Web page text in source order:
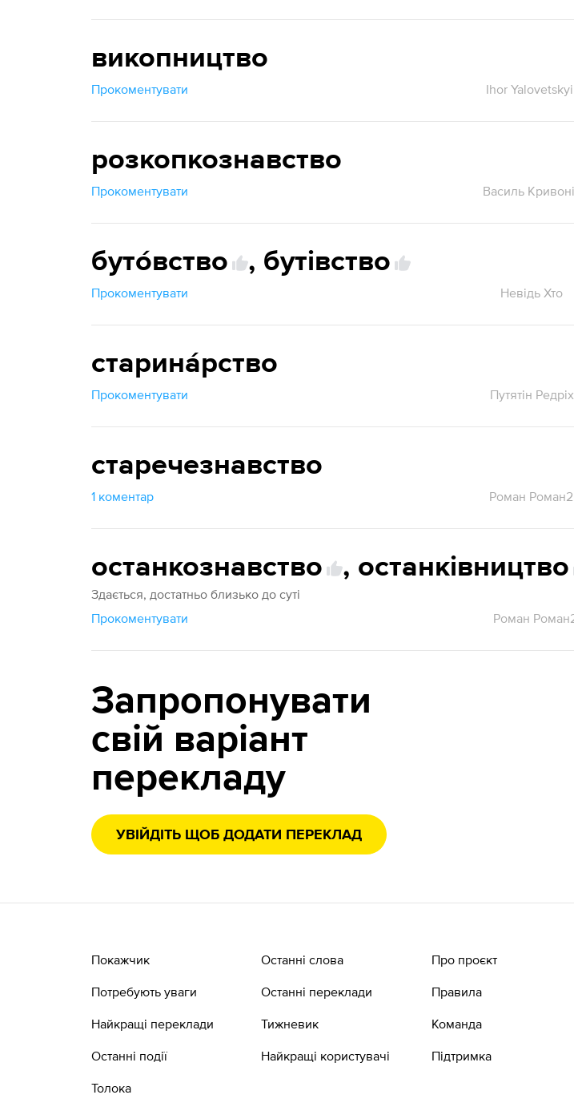
викопництво
Прокоментувати Ihor Yalovetskyi
розкопкознавство
Прокоментувати Василь
буто́вство , бутівство
Прокоментувати Невідь Хто
старина́рство
Прокоментувати Путятін Редріх
старечезнавство
1 коментар Роман Роман2
останкознавство , останківництво
Здається, достатньо близько до суті
Прокоментувати
Роман
Запропонувати
свій варіант
перекладу
УВІЙДІТЬ ЩОБ ДОДАТИ ПЕРЕКЛАД
Покажчик
Потребують уваги
Найкращі переклади
Останні події
Толока
Останні слова
Останні переклади
Тижневик
Найкращі користувачі
Про проєкт
Правила
Команда
Підтримка